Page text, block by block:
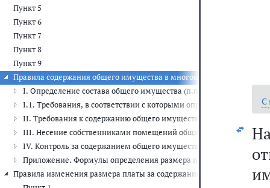
Пункт 5
Пункт 6
Пункт 7
Пункт 8
Пункт 9
Правила содержания общего имущества в многоквартирном доме
I. Определение состава общего имущества (п.п. 1 - 9)
I.1. Требования, в соответствии с которыми определяется
II. Требования к содержанию общего имущества (п.п. 10 - 27)
III. Несение собственниками помещений общих расходов на
IV. Контроль за содержанием общего имущества (п.п. 39 - 42)
Приложение. Формулы определения размера платы за
Правила изменения размера платы за содержание жилого
С